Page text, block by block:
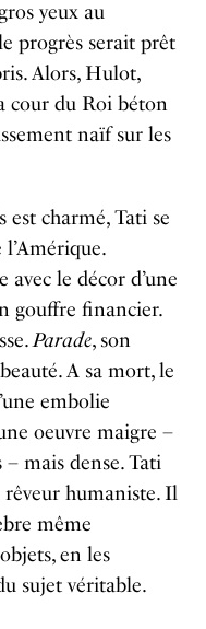
yeux au
progrès serait prêt
Alors, Hulot,
cour du Roi béton
naïf sur les
est charmé, Tati se
le décor d’une
gouffre financier.
Parade, son
A sa mort, le
embolie
oeuvre maigre –
mais dense. Tati
rêveur humaniste. Il
même
en les
sujet véritable.